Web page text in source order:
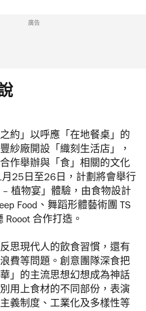
廣告
約」以呼應「在地餐桌」的
紗廠開設「織刻生活店」，
作舉辦與「食」相關的文化
25日至26日，計劃將會舉行
植物宴」體驗，由食物設計
Food、舞蹈形體藝術團 TS
Rooot 合作打造。
思現代人的飲食習慣，還有
費等問題。 創意團隊深食把
」的主流思想幻想成為神話
用上食材的不同部份，表演
義制度、工業化及多樣性等